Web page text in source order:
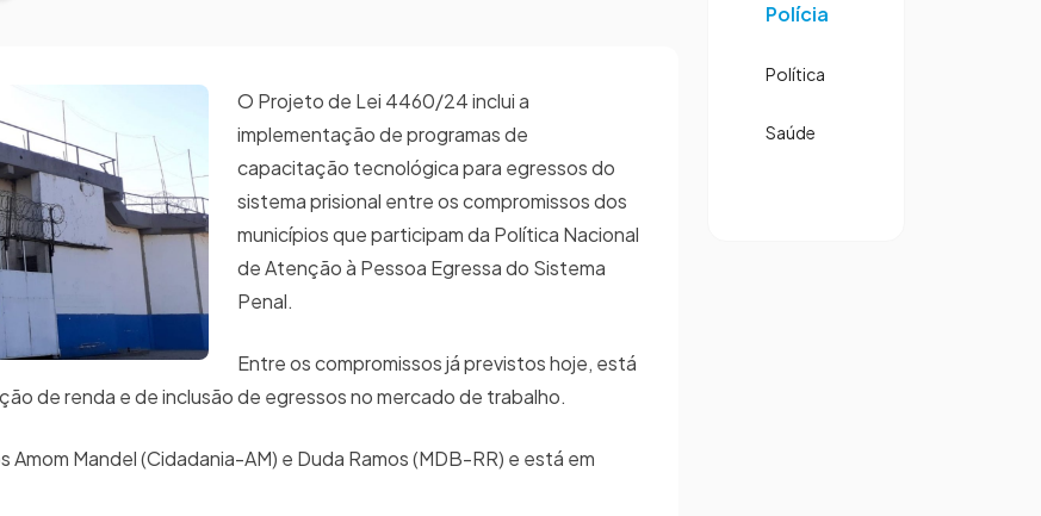
O Projeto de Lei 4460/24 inclui a
implementação de programas de
capacitação tecnológica para egressos do
sistema prisional entre os compromissos dos
municípios que participam da Política Nacional
de Atenção à Pessoa Egressa do Sistema
Penal.
Entre os compromissos já previstos hoje, está
de renda e de inclusão de egressos no mercado de trabalho.
Mandel (Cidadania-AM) e Duda Ramos (MDB-RR) e está em
Polícia
Política
Saúde